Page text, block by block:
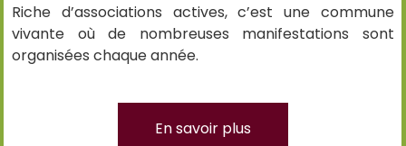
Riche d’associations actives, c’est une commune
vivante où de nombreuses manifestations sont
organisées chaque année.
En savoir plus